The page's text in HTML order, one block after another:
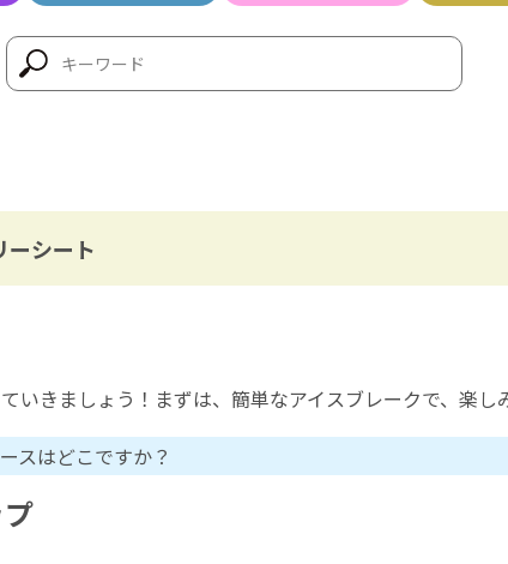
シート
いきましょう！まずは、簡単なアイスブレークで、楽し
スはどこですか？